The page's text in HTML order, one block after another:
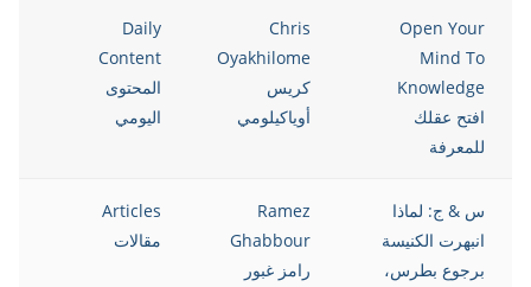
Open Your
Mind To
Knowledge
افتح عقلك
للمعرفة
Chris
Oyakhilome
كريس
أوياكيلومي
Daily
Content
المحتوى
اليومي
س & ج: لماذا
انبهرت الكنيسة
برجوع بطرس،
Ramez
Ghabbour
رامز غبور
Articles
مقالات